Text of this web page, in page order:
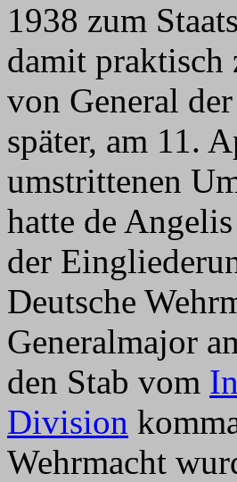
1938 zum
damit praktisch
von General
später, am 11.
umstrittenen
hatte de
der
Deutsche
Generalmajor
den Stab vom
Division
Wehrmacht